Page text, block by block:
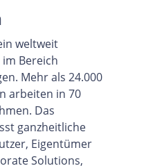
weltweit
Bereich
Mehr als 24.000
arbeiten in 70
Das
ganzheitliche
Eigentümer
Solutions,